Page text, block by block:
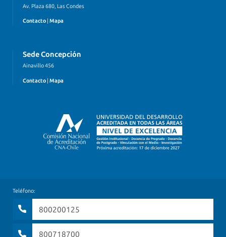
Av. Plaza 680, Las Condes
Contacto | Mapa
Sede Concepción
Ainavillo 456
Contacto | Mapa
Teléfono:
800200125
800718700